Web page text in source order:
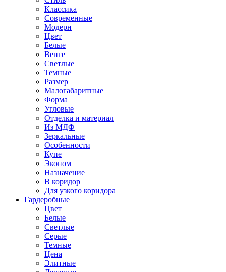
Классика
Современные
Модерн
Цвет
Белые
Венге
Светлые
Темные
Размер
Малогабаритные
Форма
Угловые
Отделка и материал
Из МДФ
Зеркальные
Особенности
Купе
Эконом
Назначение
В коридор
Для узкого коридора
Гардеробные
Цвет
Белые
Светлые
Серые
Темные
Цена
Элитные